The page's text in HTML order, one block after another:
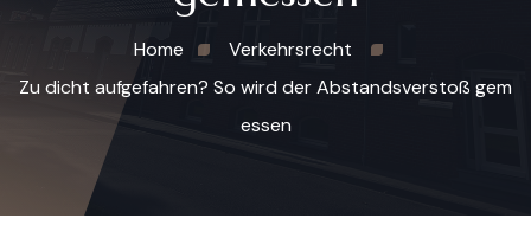
Home
Verkehrsrecht
Zu dicht aufgefahren? So wird der Abstandsverstoß gem
essen